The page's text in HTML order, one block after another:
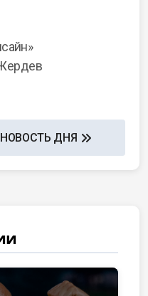
НОВОСТЬ ДНЯ